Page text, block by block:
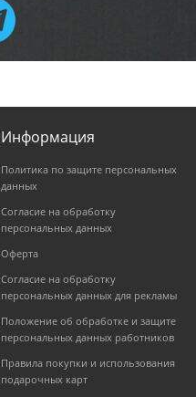
Информация
Политика по защите персональных
данных
Согласие на обработку
персональных данных
Оферта
Согласие на обработку
персональных данных для рекламы
Положение об обработке и защите
персональных данных работников
Правила покупки и использования
подарочных карт